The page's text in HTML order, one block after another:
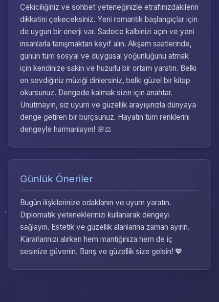
Çekiciliğiniz ve sohbet yeteneğinizle etrafınızdakilerin
dikkatini çekeceksiniz. Yeni romantik başlangıçlar için
de uygun bir enerji var. Sadece kalbinizi açın ve yeni
insanlarla tanışmaktan keyif alın. Akşam saatlerinde,
günün tüm sosyal ve duygusal yoğunluğunu atmak
için kendinize sakin ve huzurlu bir ortam yaratın. Belki
en sevdiğiniz müziği dinlersiniz, belki güzel bir kitap
okursunuz. Dengede kalmak sizin için anahtar.
Unutmayın, siz uyum ve güzellik arayışınızla dünyaya
denge getiren bir burçsunuz. Hayatın tüm renklerini
dengeyle harmanlayın! 🌸⚖️
Günlük Öneriler
Bugün ilişkilerinize odaklanın ve uyum yaratın.
Diplomatik yeteneklerinizi kullanarak dengeyi
sağlayın. Estetik ve güzellik alanlarına zaman ayırın.
Kararlarınızı alırken hem mantığınıza hem de iç
sesinize güvenin. Barış ve güzellik size gelsin! 💖